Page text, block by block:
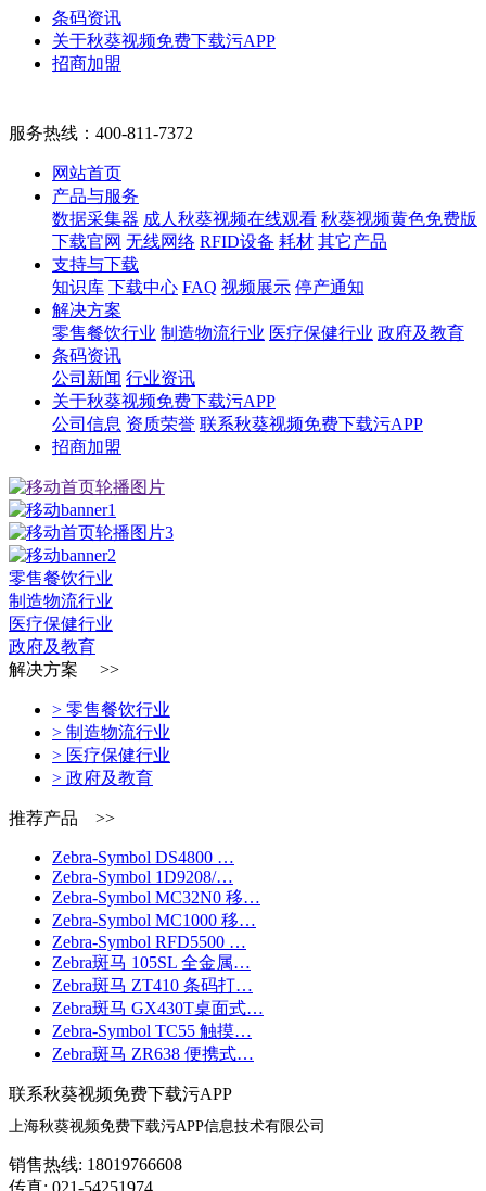
条码资讯
关于秋葵视频免费下载污APP
招商加盟
服务热线： 400-811-7372
网站首页
产品与服务
数据采集器 成人秋葵视频在线观看 秋葵视频黄色免费版
下载官网 无线网络 RFID设备 耗材 其它产品
支持与下载
知识库 下载中心 FAQ 视频展示 停产通知
解决方案
零售餐饮行业 制造物流行业 医疗保健行业 政府及教育
条码资讯
公司新闻 行业资讯
关于秋葵视频免费下载污APP
公司信息 资质荣誉 联系秋葵视频免费下载污APP
招商加盟
零售餐饮行业
制造物流行业
医疗保健行业
政府及教育
解决方案 >>
> 零售餐饮行业
> 制造物流行业
> 医疗保健行业
> 政府及教育
推荐产品 >>
Zebra-Symbol DS4800 …
Zebra-Symbol 1D9208/…
Zebra-Symbol MC32N0 移…
Zebra-Symbol MC1000 移…
Zebra-Symbol RFD5500 …
Zebra斑马 105SL 全金属…
Zebra斑马 ZT410 条码打…
Zebra斑马 GX430T桌面式…
Zebra-Symbol TC55 触摸…
Zebra斑马 ZR638 便携式…
联系秋葵视频免费下载污APP
上海秋葵视频免费下载污APP信息技术有限公司
销售热线: 18019766608